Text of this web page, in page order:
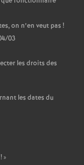
on n’en veut pas !
03
les droits des
les dates du
!»